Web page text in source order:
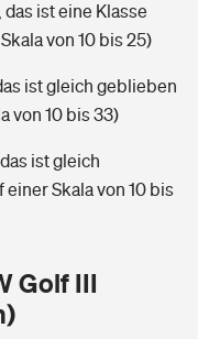
Haus?
ich im Alter?
das ist eine Klasse
von 10 bis 25)
ist gleich geblieben
von 10 bis 33)
das ist gleich
Skala von 10 bis
Golf III